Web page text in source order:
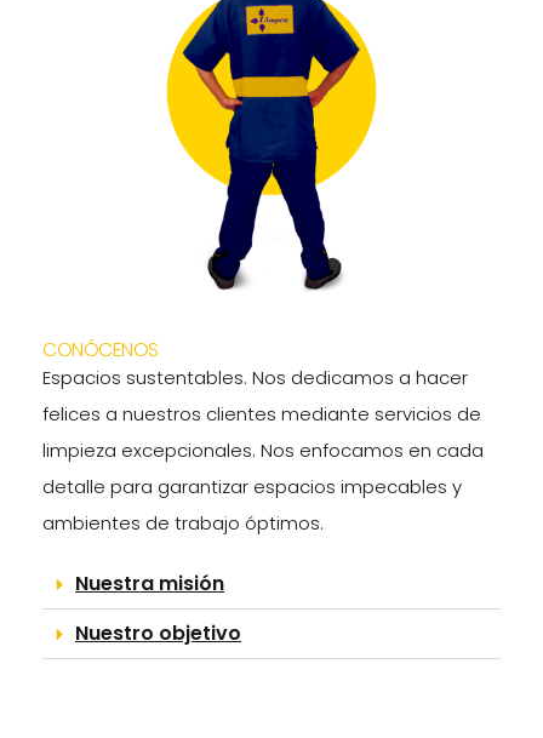
CONÓCENOS
Espacios sustentables. Nos dedicamos a hacer
felices a nuestros clientes mediante servicios de
limpieza excepcionales. Nos enfocamos en cada
detalle para garantizar espacios impecables y
ambientes de trabajo óptimos.
Nuestra misión
Nuestro objetivo